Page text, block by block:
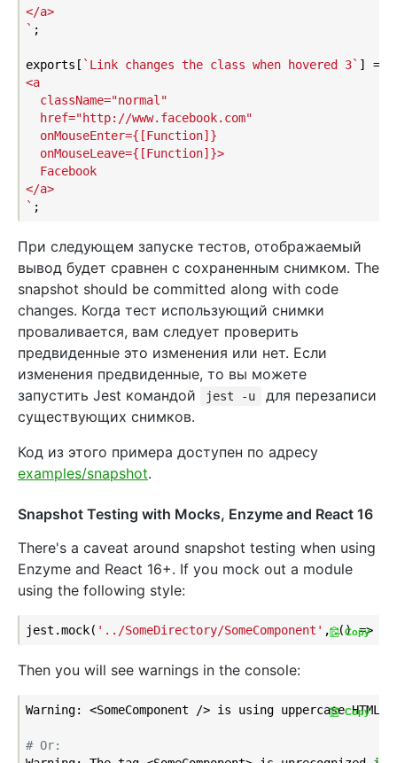
</a>
` ;
exports[ `Link changes the class when hovered 3` ] =
<a
  className="normal"
  href="http://www.facebook.com"
  onMouseEnter={[Function]}
  onMouseLeave={[Function]}>
  Facebook
</a>
`
При следующем запуске тестов, отображаемый
вывод будет сравнен с сохраненным снимком. The
snapshot should be committed along with code
changes. Когда тест использующий снимки
проваливается, вам следует проверить
предвиденные это изменения или нет. Если
изменения предвиденные, то вы можете
запустить Jest командой
jest -u
для перезаписи
существующих снимков.
Код из этого примера доступен по адресу
examples/snapshot.
Snapshot Testing with Mocks, Enzyme and React 16
There's a caveat around snapshot testing when using
Enzyme and React 16+. If you mock out a module
using the following style:
jest.mock( '../SomeDirectory/SomeComponent' , () =>
Copy
Then you will see warnings in the console:
Warning: <SomeComponent /> is using uppercase
# Or:
Copy